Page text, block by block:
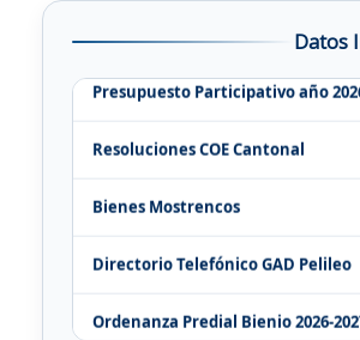
Datos
Presupuesto Participativo año
Resoluciones COE Cantonal
Bienes Mostrencos
Directorio Telefónico GAD Pelileo
Ordenanza Predial Bienio 2026-